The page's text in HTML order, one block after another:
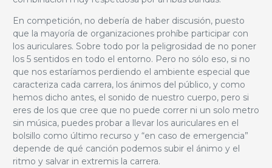
En competición, no debería de haber discusión, puesto
que la mayoría de organizaciones prohíbe participar con
los auriculares. Sobre todo por la peligrosidad de no poner
los 5 sentidos en todo el entorno. Pero no sólo eso, si no
que nos estaríamos perdiendo el ambiente especial que
caracteriza cada carrera, los ánimos del público, y como
hemos dicho antes, el sonido de nuestro cuerpo, pero si
eres de los que cree que no puede correr ni un solo metro
sin música, puedes probar a llevar los auriculares en el
bolsillo como último recurso y “en caso de emergencia”
depende de qué canción podemos subir el ánimo y el
ritmo y salvar in extremis la carrera.